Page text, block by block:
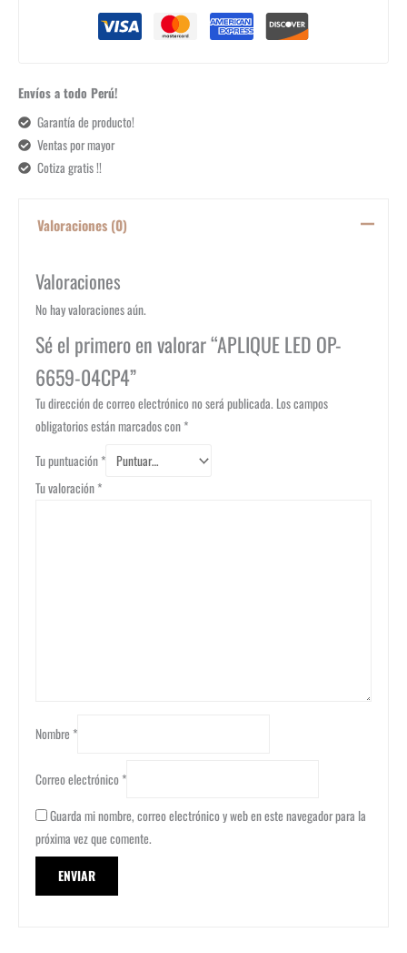
Envíos a todo Perú!
Garantía de producto!
Ventas por mayor
Cotiza gratis !!
Valoraciones (0)
Valoraciones
No hay valoraciones aún.
Sé el primero en valorar “APLIQUE LED OP-
6659-04CP4”
Tu dirección de correo electrónico no será publicada. Los campos
obligatorios están marcados con*
Tu puntuación*
Tu valoración*
Nombre *
Correo electrónico*
Guarda mi nombre, correo electrónico y web en este navegador para la
próxima vez que comente.